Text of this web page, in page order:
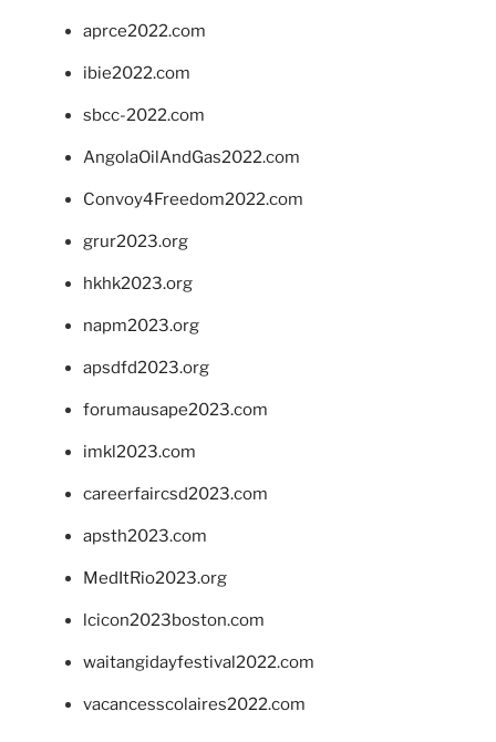
aprce2022.com
ibie2022.com
sbcc-2022.com
AngolaOilAndGas2022.com
Convoy4Freedom2022.com
grur2023.org
hkhk2023.org
napm2023.org
apsdfd2023.org
forumausape2023.com
imkl2023.com
careerfaircsd2023.com
apsth2023.com
MedItRio2023.org
lcicon2023boston.com
waitangidayfestival2022.com
vacancesscolaires2022.com